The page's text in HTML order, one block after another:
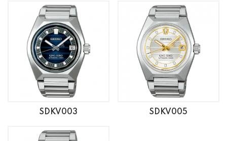
SDKV003 SDKV005